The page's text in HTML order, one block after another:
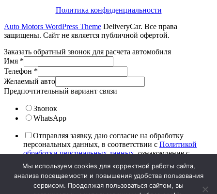
Политика конфиденциальности
Auto Motors WordPress Theme DeliveryCar. Все права
защищены. Сайт не является публичной офертой.
Заказать обратный звонок для расчета автомобиля
Имя *
Телефон *
Желаемый авто
Предпочтительный вариант связи
Звонок
WhatsApp
Отправляя заявку, даю согласие на обработку
персональных данных, в соответствии с Политикой
обработки персональных данных, ознакомление с
текстом подтверждаю.
После нажатия на «отправить» наши специалисты в
ближайшее время свяжутся с вами и подберут лучшие
Мы используем cookies для корректной работы сайта,
анализа посещаемости и повышения удобства пользования
сервисом. Продолжая пользоваться сайтом, вы